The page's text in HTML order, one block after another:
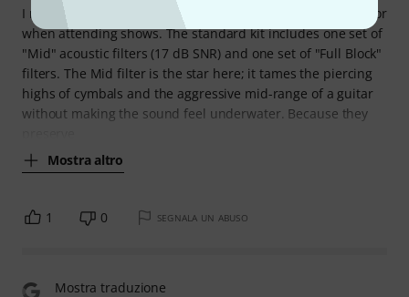
I rely on these during loud rehearsals with my guitar amp or
when attending shows. The standard kit includes one set of
"Mid" acoustic filters (17 dB SNR) and one set of "Full Block"
filters. The Mid filter is the star here; it tames the piercing
highs of cymbals and the aggressive mid-range of a guitar
without making the sound feel underwater. Because they
Mostra altro
1 0 SEGNALA UN ABUSO
Mostra traduzione